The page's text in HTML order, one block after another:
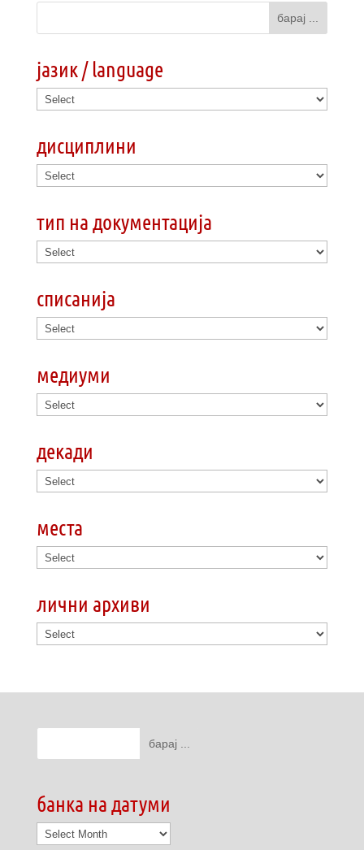
јазик / language
дисциплини
тип на документација
списанија
медиуми
декади
места
лични архиви
банка на датуми
банка